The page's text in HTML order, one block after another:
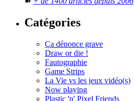
Catégories
Ça dénonce grave
Draw or die !
Fautographie
Game Strips
La Vie vs les jeux vidéo(s)
Now playing
Plastic 'n' Pixel Friends